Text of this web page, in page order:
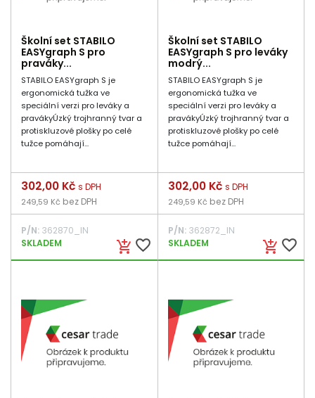
Školní set STABILO
EASYgraph S pro
praváky...
STABILO EASYgraph S je
ergonomická tužka ve
speciální verzi pro leváky a
pravákyÚzký trojhranný tvar a
protiskluzové plošky po celé
tužce pomáhají...
add_shopping_cart favorite_border
Cena
302,00 Kč s DPH
249,59 Kč bez DPH
P/N: 362870_IN
SKLADEM
Školní set STABILO
EASYgraph S pro leváky
modrý...
STABILO EASYgraph S je
ergonomická tužka ve
speciální verzi pro leváky a
pravákyÚzký trojhranný tvar a
protiskluzové plošky po celé
tužce pomáhají...
add_shopping_cart favorite_border
Cena
302,00 Kč s DPH
249,59 Kč bez DPH
P/N:362872_IN
SKLADEM